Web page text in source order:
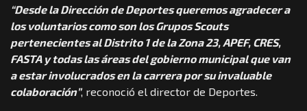
“Desde la Dirección de Deportes queremos agradecer a
los voluntarios como son los Grupos Scouts
pertenecientes al Distrito 1 de la Zona 23, APEF, CRES,
FASTA y todas las áreas del gobierno municipal que van
a estar involucrados en la carrera por su invaluable
colaboración”, reconoció el director de Deportes.